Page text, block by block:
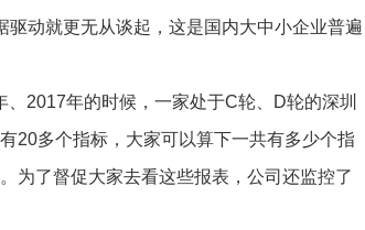
动就更无从谈起，这是国内大中小企业普遍
、2017年的时候，一家处于C轮、D轮的深圳
20多个指标，大家可以算下一共有多少个指
为了督促大家去看这些报表，公司还监控了